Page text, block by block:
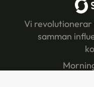
Vi revolutionerar
samman